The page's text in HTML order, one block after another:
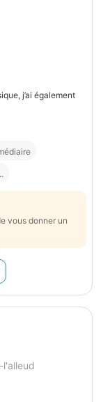
j’ai également
vous donner un
l'alleud